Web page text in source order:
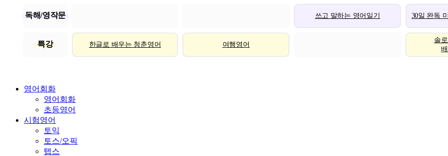
독해/영작문 쓰고 말하는 영어일기 30일 완독
특강 한글로 배우는 청춘영어 여행영어
솔
영어회화
영어회화
초등영어
시험영어
토익
토스/오픽
텝스